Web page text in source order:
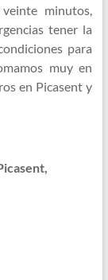
minutos,
tener la
para
muy en
en Picasent y